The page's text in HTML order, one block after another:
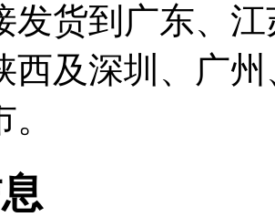
发货到广东、
西及深圳、广